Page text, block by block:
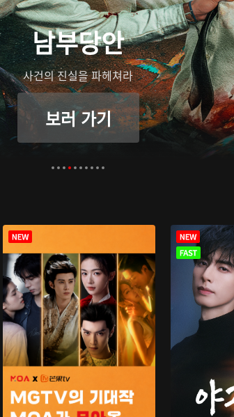
남부당안
사건의 진실을 파헤쳐라
보러 가기